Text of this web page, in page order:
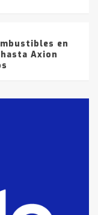
en
hasta Axion
en la